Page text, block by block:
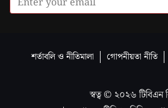
শর্তাবলি ও নীতিমালা গোপনীয়তা নীতি
স্বত্ব © ২০২৬ টিবিএন